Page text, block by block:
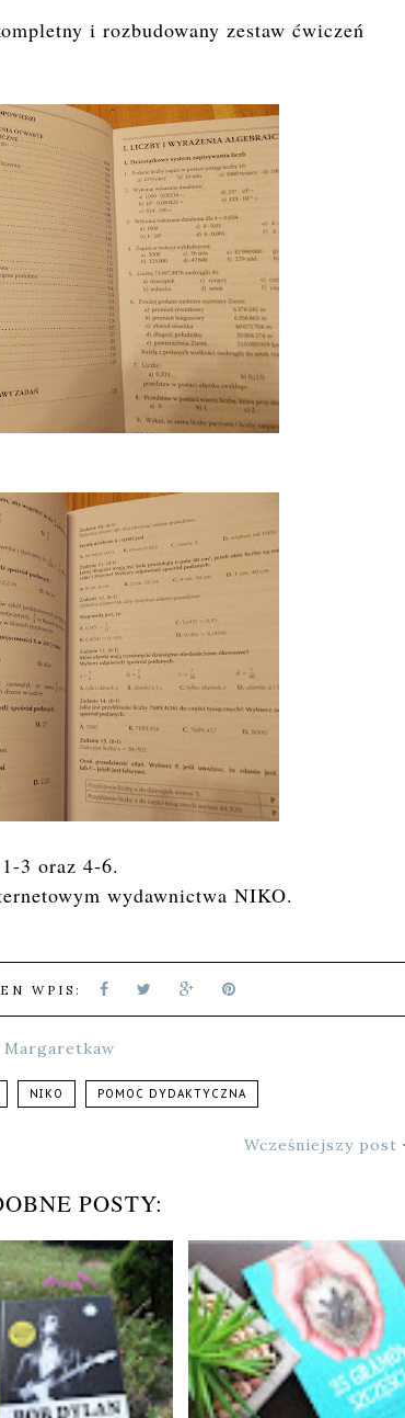
i rozbudowany zestaw ćwiczeń
3 oraz 4-6.
wydawnictwa NIKO.
WPIS:
Margaretkaw
NIKO POMOC DYDAKTYCZNA
Wcześniejszy post
POSTY: